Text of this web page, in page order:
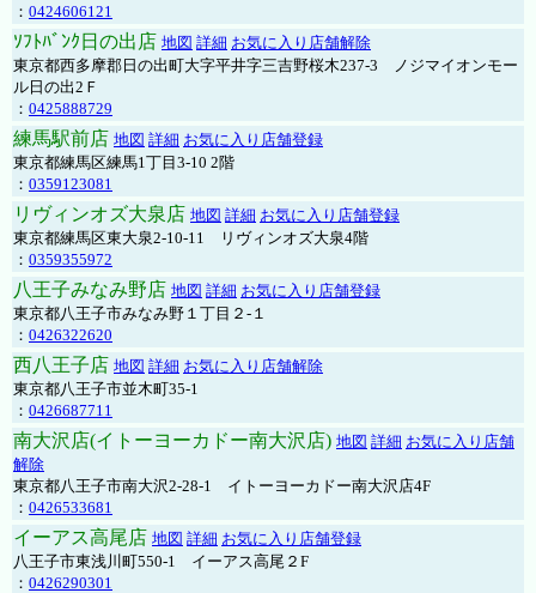
： 0424606121
ｿﾌﾄﾊﾞﾝｸ日の出店 地図 詳細 お気に入り店舗解除
東京都西多摩郡日の出町大字平井字三吉野桜木237-3 ノジマイオンモー
ル日の出2Ｆ
： 0425888729
練馬駅前店 地図 詳細 お気に入り店舗登録
東京都練馬区練馬1丁目3-10 2階
： 0359123081
リヴィンオズ大泉店 地図 詳細 お気に入り店舗登録
東京都練馬区東大泉2-10-11 リヴィンオズ大泉4階
： 0359355972
八王子みなみ野店 地図 詳細 お気に入り店舗登録
東京都八王子市みなみ野１丁目２-１
： 0426322620
西八王子店 地図 詳細 お気に入り店舗解除
東京都八王子市並木町35-1
： 0426687711
南大沢店(イトーヨーカドー南大沢店) 地図 詳細 お気に入り店舗
解除
東京都八王子市南大沢2-28-1 イトーヨーカドー南大沢店4F
： 0426533681
イーアス高尾店 地図 詳細 お気に入り店舗登録
八王子市東浅川町550-1 イーアス高尾２F
： 0426290301